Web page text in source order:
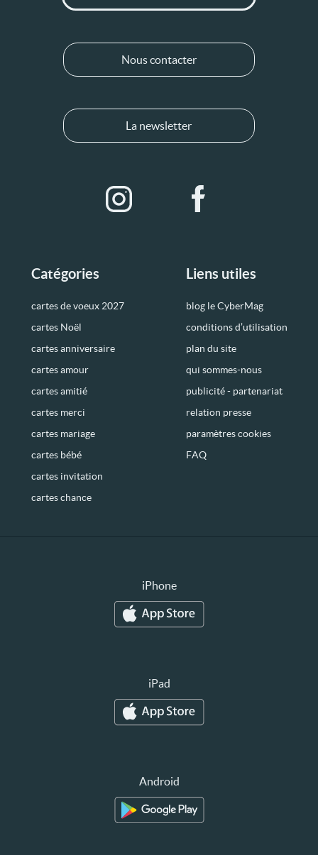
Catégories
cartes de voeux 2027
cartes Noël
cartes anniversaire
cartes amour
cartes amitié
cartes merci
cartes mariage
cartes bébé
cartes invitation
cartes chance
Liens utiles
blog le CyberMag
conditions d’utilisation
plan du site
qui sommes-nous
publicité - partenariat
relation presse
paramètres cookies
FAQ
Nous contacter
La newsletter
iPhone
iPad
Android